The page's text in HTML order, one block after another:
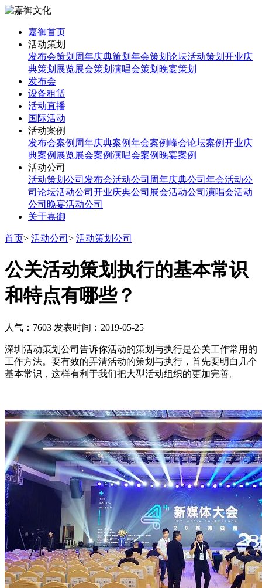
嘉御首页
活动策划
发布会策划 周年庆典策划 年会策划 论坛活动策划 开业庆
典策划 展览展会策划 演唱会策划 晚宴策划
发布会
设备租赁
活动直播
国际活动
活动案例
发布会案例 周年庆典案例年会案例峰会论坛案例开业庆
典案例 展览展会案例演唱会案例 晚宴案例
活动公司
活动策划公司 发布会活动公司 周年庆典公司 年会活动公
司 论坛活动公司 开业庆典公司 展会活动公司 演唱会活动
公司 晚宴活动公司
关于嘉御
首页> 活动公司 > 活动策划公司
公关活动策划执行的基本常识
和特点有哪些？
人气：7603 发表时间：2019-05-25
深圳活动策划公司告诉你活动的策划与执行是公关工作常用的
工作方法。要有效的弄清活动的策划与执行，首先要明白几个
基本常识，这样有利于我们把大型活动组织的更加完善。